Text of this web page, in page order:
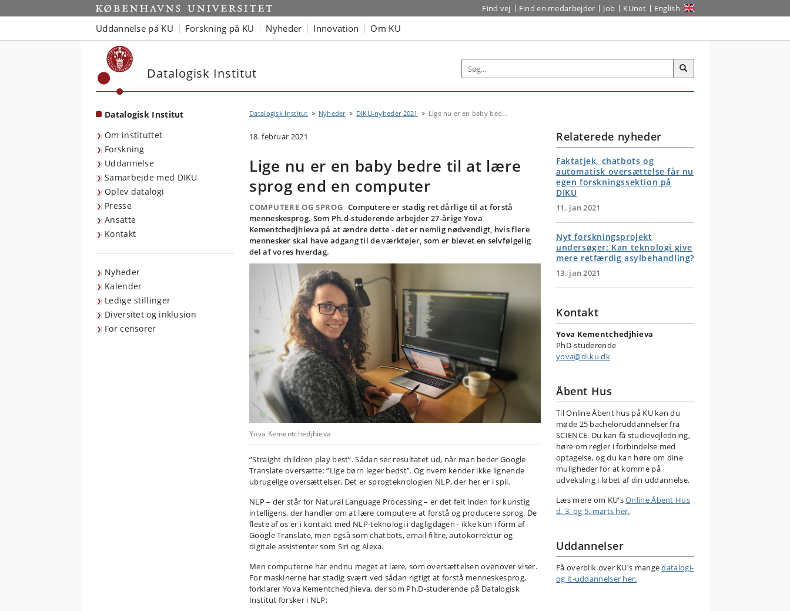
Start Find vej Find en medarbejder Job KUnet English
Uddannelse på KU Forskning på KU Nyheder Innovation Om KU
Datalogisk Institut
Datalogisk Institut
Om instituttet
Forskning
Uddannelse
Samarbejde med DIKU
Oplev datalogi
Presse
Ansatte
Kontakt
Nyheder
Kalender
Ledige stillinger
Diversitet og inklusion
For censorer
Datalogisk Institut Nyheder DIKU-nyheder 2021 Lige nu er en baby bed...
18. februar 2021
Lige nu er en baby bedre til at lære
sprog end en computer
COMPUTERE OG SPROG Computere er stadig ret dårlige til at forstå
menneskesprog. Som Ph.d-studerende arbejder 27-årige Yova
Kementchedjhieva på at ændre dette - det er nemlig nødvendigt, hvis flere
mennesker skal have adgang til de værktøjer, som er blevet en selvfølgelig
del af vores hverdag.
Yova Kementchedjhieva
“Straight children play best”. Sådan ser resultatet ud, når man beder Google
Translate oversætte: ”Lige børn leger bedst”. Og hvem kender ikke lignende
ubrugelige oversættelser. Det er sprogteknologien NLP, der her er i spil.
NLP – der står for Natural Language Processing – er det felt inden for kunstig
intelligens, der handler om at lære computere at forstå og producere sprog. De
fleste af os er i kontakt med NLP-teknologi i dagligdagen - ikke kun i form af
Google Translate, men også som chatbots, email-filtre, autokorrektur og
digitale assistenter som Siri og Alexa.
Men computerne har endnu meget at lære, som oversættelsen ovenover viser.
For maskinerne har stadig svært ved sådan rigtigt at forstå menneskesprog,
forklarer Yova Kementchedjhieva, der som Ph.D-studerende på Datalogisk
Institut forsker i NLP:
Relaterede nyheder
Faktatjek, chatbots og
automatisk oversættelse får nu
egen forskningssektion på
DIKU
11. jan 2021
Nyt forskningsprojekt
undersøger: Kan teknologi give
mere retfærdig asylbehandling?
13. jan 2021
Kontakt
Yova Kementchedjhieva
PhD-studerende
yova@di.ku.dk
Åbent Hus
Til Online Åbent hus på KU kan du
møde 25 bacheloruddannelser fra
SCIENCE. Du kan få studievejledning,
høre om regler i forbindelse med
optagelse, og du kan høre om dine
muligheder for at komme på
udveksling i løbet af din uddannelse.
Læs mere om KU'sOnline Åbent Hus
d. 3. og 5. marts her.
Uddannelser
Få overblik over KU's mangedatalogi-
og it-uddannelser her.